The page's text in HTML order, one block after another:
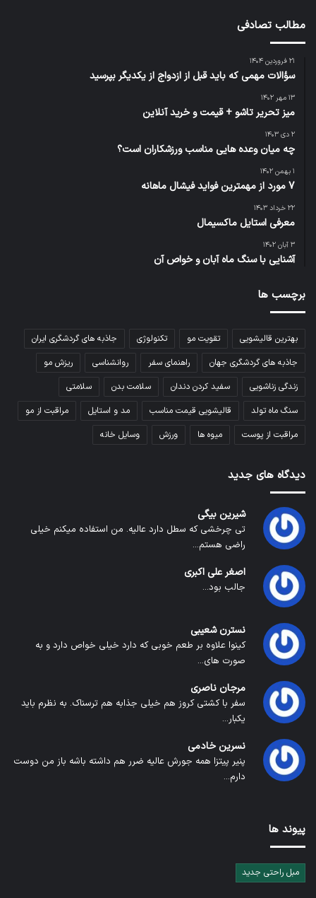
مطالب تصادفی
۲۱ فروردین ۱۴۰۴
سؤالات مهمی که باید قبل از ازدواج از یکدیگر بپرسید
۱۳ مهر ۱۴۰۲
میز تحریر تاشو + قیمت و خرید آنلاین
۲ دی ۱۴۰۳
چه میان‌ وعده‌ هایی مناسب ورزشکاران است؟
۱ بهمن ۱۴۰۲
7 مورد از مهمترین فواید فیشال ماهانه
۲۲ خرداد ۱۴۰۳
معرفی استایل ماکسیمال
۳ آبان ۱۴۰۲
آشنایی با سنگ ماه آبان و خواص آن
برچسب ها
بهترین قالیشویی تقویت مو تکنولوژی
جاذبه های گردشگری ایران
جاذبه های گردشگری جهان
راهنمای سفر روانشناسی
ریزش مو
زندگی زناشویی
سفید کردن دندان سلامت بدن
سلامتی
سنگ ماه تولد
قالیشویی قیمت مناسب مد و استایل
مراقبت از مو
مراقبت از پوست
میوه ها ورزش وسایل خانه
دیدگاه های جدید
شیرین بیگی
تی چرخشی که سطل دارد عالیه. من استفاده میکنم خیلی
راضی هستم...
اصغر علی اکبری
جالب بود...
نسترن شعیبی
کینوا علاوه بر طعم خوبی که دارد خیلی خواص دارد و به
صورت های...
مرجان ناصری
سفر با کشتی کروز هم خیلی جذابه هم ترسناک. به نظرم باید
یکبار...
نسرین خادمی
پنیر پیتزا همه جورش عالیه ضرر هم داشته باشه باز من دوست
دارم...
پیوند ها
مبل راحتی جدید